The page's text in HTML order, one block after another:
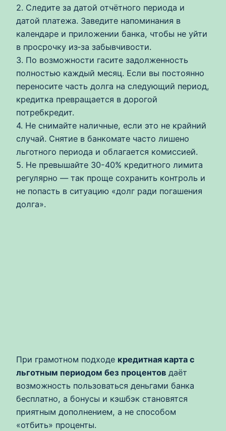
2. Следите за датой отчётного периода и
датой платежа. Заведите напоминания в
календаре и приложении банка, чтобы не уйти
в просрочку из‑за забывчивости.
3. По возможности гасите задолженность
полностью каждый месяц. Если вы постоянно
переносите часть долга на следующий период,
кредитка превращается в дорогой
потребкредит.
4. Не снимайте наличные, если это не крайний
случай. Снятие в банкомате часто лишено
льготного периода и облагается комиссией.
5. Не превышайте 30-40% кредитного лимита
регулярно — так проще сохранить контроль и
не попасть в ситуацию «долг ради погашения
долга».
При грамотном подходе кредитная карта с
льготным периодом без процентов даёт
возможность пользоваться деньгами банка
бесплатно, а бонусы и кэшбэк становятся
приятным дополнением, а не способом
«отбить» проценты.